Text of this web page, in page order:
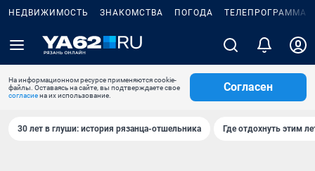
НЕДВИЖИМОСТЬ ЗНАКОМСТВА ПОГОДА ТЕЛЕПРОГРАММА
На информационном ресурсе применяются cookie-
файлы. Оставаясь на сайте, вы подтверждаете свое
согласиена их использование.
Согласен
30 лет в глуши: история рязанца-отшельника Где отдохнуть этим